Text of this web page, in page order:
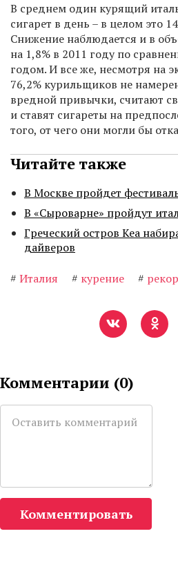
В среднем один курящий
сигарет в день – в целом это
Снижение наблюдается и в
на 1,8% в 2011 году по
годом. И все же, несмотря на
76,2% курильщиков не
вредной привычки, считают
и ставят сигареты на
того, от чего они могли бы
Читайте также
В Москве пройдет
В «Сыроварне» пройдут
Греческий остров Кеа
дайверов
# Италия # курение #
Комментарии (0)
Комментировать